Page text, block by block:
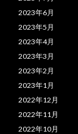
2023年6月
2023年5月
2023年4月
2023年3月
2023年2月
2023年1月
2022年12月
2022年11月
2022年10月